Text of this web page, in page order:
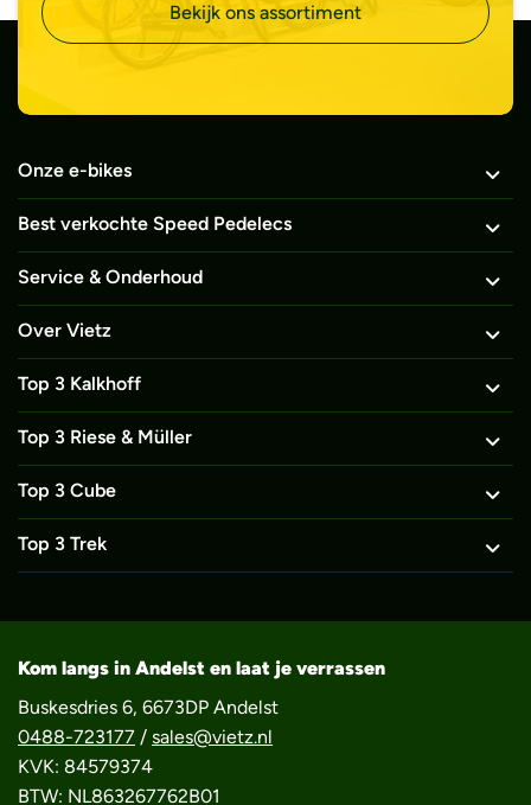
Bekijk ons assortiment
Onze e-bikes
Best verkochte Speed Pedelecs
Service & Onderhoud
Over Vietz
Top 3 Kalkhoff
Top 3 Riese & Müller
Top 3 Cube
Top 3 Trek
Kom langs in Andelst en laat je verrassen
Buskesdries 6, 6673DP Andelst
0488-723177 / sales@vietz.nl
KVK: 84579374
BTW: NL863267762B01